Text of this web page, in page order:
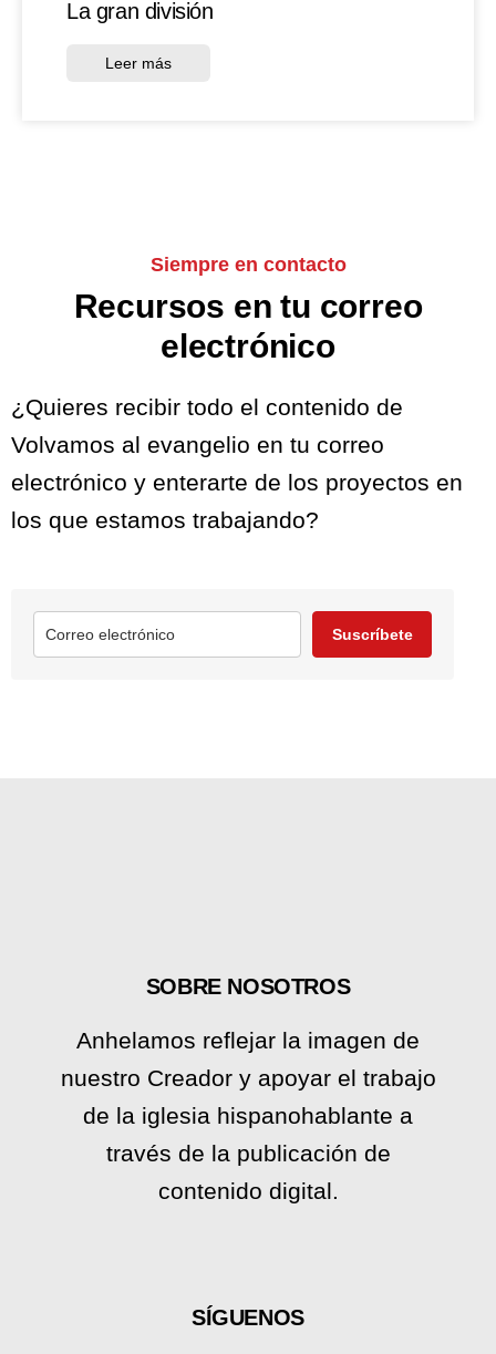
La gran división
Leer más
Siempre en contacto
Recursos en tu correo
electrónico
¿Quieres recibir todo el contenido de
Volvamos al evangelio en tu correo
electrónico y enterarte de los proyectos en
los que estamos trabajando?
Suscríbete
SOBRE NOSOTROS
Anhelamos reflejar la imagen de
nuestro Creador y apoyar el trabajo
de la iglesia hispanohablante a
través de la publicación de
contenido digital.
SÍGUENOS